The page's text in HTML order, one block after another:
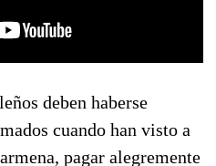
deben haberse
cuando han visto a
pagar alegremente